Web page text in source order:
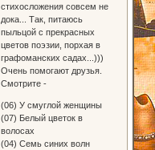
стихосложения совсем не
дока... Так, питаюсь
пыльцой с прекрасных
цветов поэзии, порхая в
графоманских садах...)))
Очень помогают друзья.
Смотрите -
(06) У смуглой женщины
(07) Белый цветок в
волосах
(04) Семь синих волн